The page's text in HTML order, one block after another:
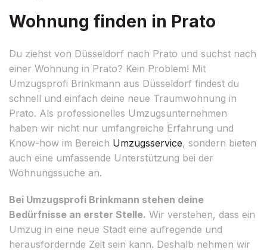
Wohnung finden in Prato
Du ziehst von Düsseldorf nach Prato und suchst nach
einer Wohnung in Prato? Kein Problem! Mit
Umzugsprofi Brinkmann aus Düsseldorf findest du
schnell und einfach deine neue Traumwohnung in
Prato. Als professionelles Umzugsunternehmen
haben wir nicht nur umfangreiche Erfahrung und
Know-how im Bereich Umzugsservice, sondern bieten
auch eine umfassende Unterstützung bei der
Wohnungssuche an.
Bei Umzugsprofi Brinkmann stehen deine
Bedürfnisse an erster Stelle. Wir verstehen, dass ein
Umzug in eine neue Stadt eine aufregende und
herausfordernde Zeit sein kann. Deshalb nehmen wir